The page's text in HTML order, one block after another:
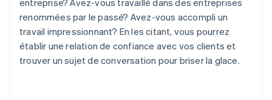
renommées par le passé? Avez-vous accompli un
travail impressionnant? En les citant, vous pourrez
établir une relation de confiance avec vos clients et
trouver un sujet de conversation pour briser la glace.